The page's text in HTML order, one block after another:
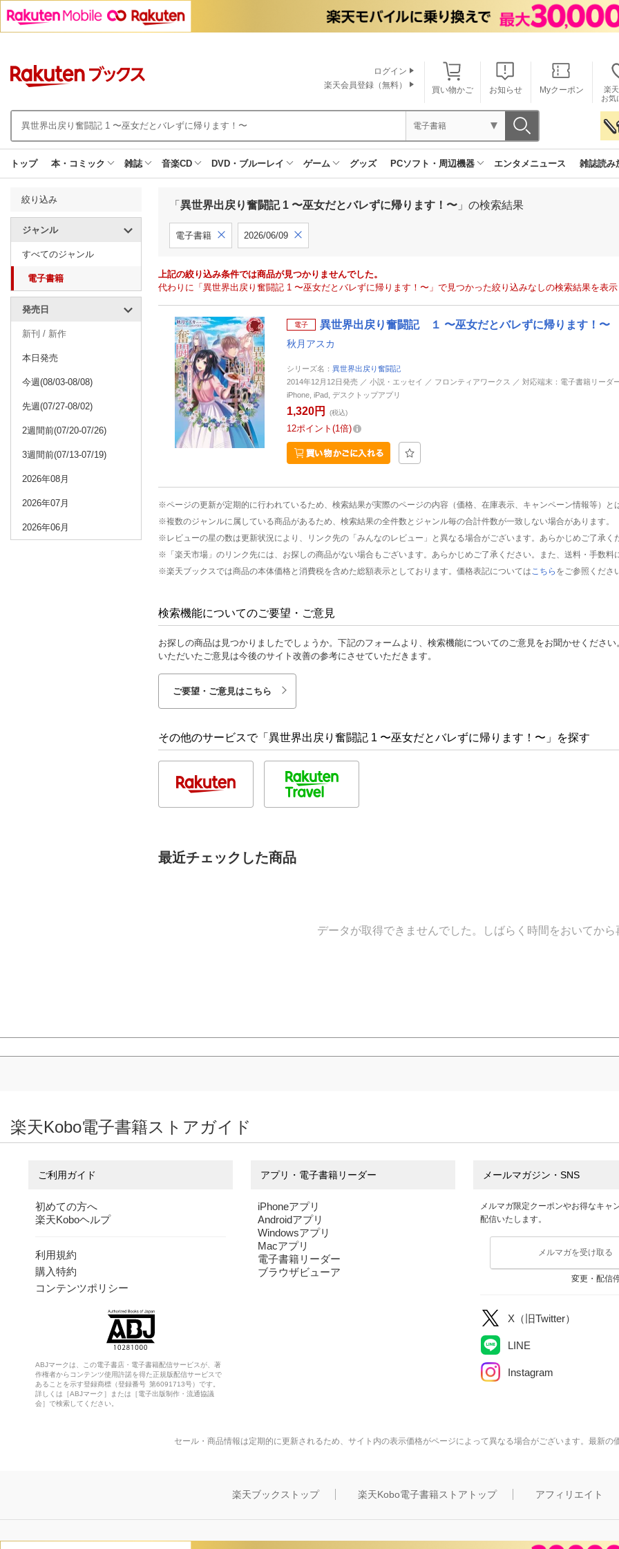
買い物かご お知らせ Myクーポン
楽
お気
ログイン
楽天会員登録（無料）
電子書籍
トップ 本・コミック 雑誌 音楽CD DVD・ブルーレイ ゲーム グッズ PCソフト・周辺機器 エンタメニュース 雑誌読み
絞り込み
ジャンル
すべてのジャンル
電子書籍
発売日
新刊 / 新作
本日発売
今週(08/03-08/08)
先週(07/27-08/02)
2週間前(07/20-07/26)
3週間前(07/13-07/19)
2026年08月
2026年07月
2026年06月
「 異世界出戻り奮闘記 1 〜巫女だとバレずに帰ります！〜 」の検索結果
電子書籍 2026/06/09
上記の絞り込み条件では商品が見つかりませんでした。
代わりに「異世界出戻り奮闘記 1 〜巫女だとバレずに帰ります！〜」で見つかった絞り込みなしの検索結果を表
電子 異世界出戻り奮闘記 １ 〜巫女だとバレずに帰ります！〜
秋月アスカ
シリーズ名： 異世界出戻り奮闘記
2014年12月12日発売 ／ 小説・エッセイ ／ フロンティアワークス ／ 対応端末：電子書籍リーダ
iPhone, iPad, デスクトップアプリ
1,320円 (税込)
12ポイント 1倍
※ページの更新が定期的に行われているため、検索結果が実際のページの内容（価格、在庫表示、キャンペーン情報等）と
※複数のジャンルに属している商品があるため、検索結果の全件数とジャンル毎の合計件数が一致しない場合があります。
※レビューの星の数は更新状況により、リンク先の「みんなのレビュー」と異なる場合がございます。あらかじめご了承く
※「楽天市場」のリンク先には、お探しの商品がない場合もございます。あらかじめご了承ください。また、送料・手数
※楽天ブックスでは商品の本体価格と消費税を含めた総額表示としております。価格表記については こちら をご参照くださ
検索機能についてのご要望・ご意見
お探しの商品は見つかりましたでしょうか。下記のフォームより、検索機能についてのご意見をお聞かせください
いただいたご意見は今後のサイト改善の参考にさせていただきます。
ご要望・ご意見はこちら
その他のサービスで「異世界出戻り奮闘記 1 〜巫女だとバレずに帰ります！〜」を探す
最近チェックした商品
データが取得できませんでした。しばらく時間をおいてか
楽天Kobo電子書籍ストアガイド
ご利用ガイド
初めての方へ
楽天Koboヘルプ
利用規約
購入特約
コンテンツポリシー
ABJマークは、この電子書店・電子書籍配信サービスが、著
作権者からコンテンツ使用許諾を得た正規版配信サービスで
あることを示す登録商標（登録番号 第6091713号）です。
詳しくは［ABJマーク］または［電子出版制作・流通協議
会］で検索してください。
アプリ・電子書籍リーダー
iPhoneアプリ
Androidアプリ
Windowsアプリ
Macアプリ
電子書籍リーダー
ブラウザビューア
メールマガジン・SNS
メルマガ限定クーポンやお得なキャ
配信いたします。
メルマガを受け取る
変更・配信
X（旧Twitter）
LINE
Instagram
セール・商品情報は定期的に更新されるため、サイト内の表示価格がページによって異なる場合がございます。最新の
楽天ブックストップ 楽天Kobo電子書籍ストアトップ アフィリエイト